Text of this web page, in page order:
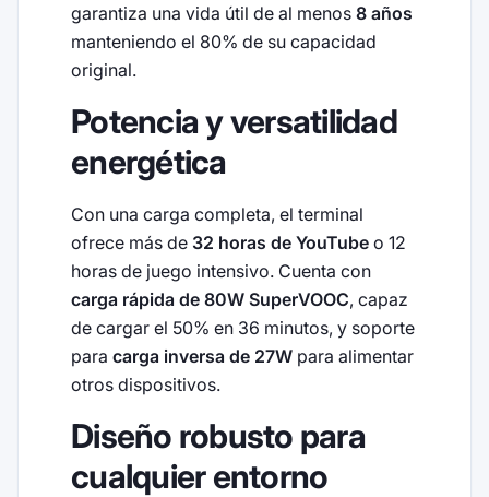
garantiza una vida útil de al menos 8 años
manteniendo el 80% de su capacidad
original.
Potencia y versatilidad
energética
Con una carga completa, el terminal
ofrece más de 32 horas de YouTube o 12
horas de juego intensivo. Cuenta con
carga rápida de 80W SuperVOOC, capaz
de cargar el 50% en 36 minutos, y soporte
para carga inversa de 27W para alimentar
otros dispositivos.
Diseño robusto para
cualquier entorno